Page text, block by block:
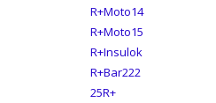
R+Moto14
R+Moto15
R+Insulok
R+Bar222
25R+